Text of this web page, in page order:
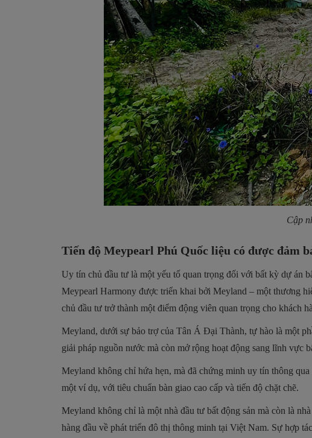
Cập
Tiến độ Meypearl Phú Quốc liệu có được đảm
Uy tín chủ đầu tư là một yếu tố quan trọng đối với bất kỳ dự án
Meypearl Harmony được triển khai bởi Meyland – một thương
chủ đầu tư trở thành một điểm động viên quan trọng cho khách
Meyland, dưới sự bảo trợ của Tân Á Đại Thành, tự hào là một
giải pháp nguồn nước mà còn mở rộng hoạt động sang lĩnh vực
Meyland không chỉ hứa hẹn, mà đã chứng minh uy tín thông
một ví dụ, với tiêu chuẩn bàn giao cao cấp và tiến độ chặt chẽ.
Meyland không chỉ là một nhà đầu tư bất động sản mà còn là
hàng đầu về phát triển đô thị thông minh tại Việt Nam. Sự hợp